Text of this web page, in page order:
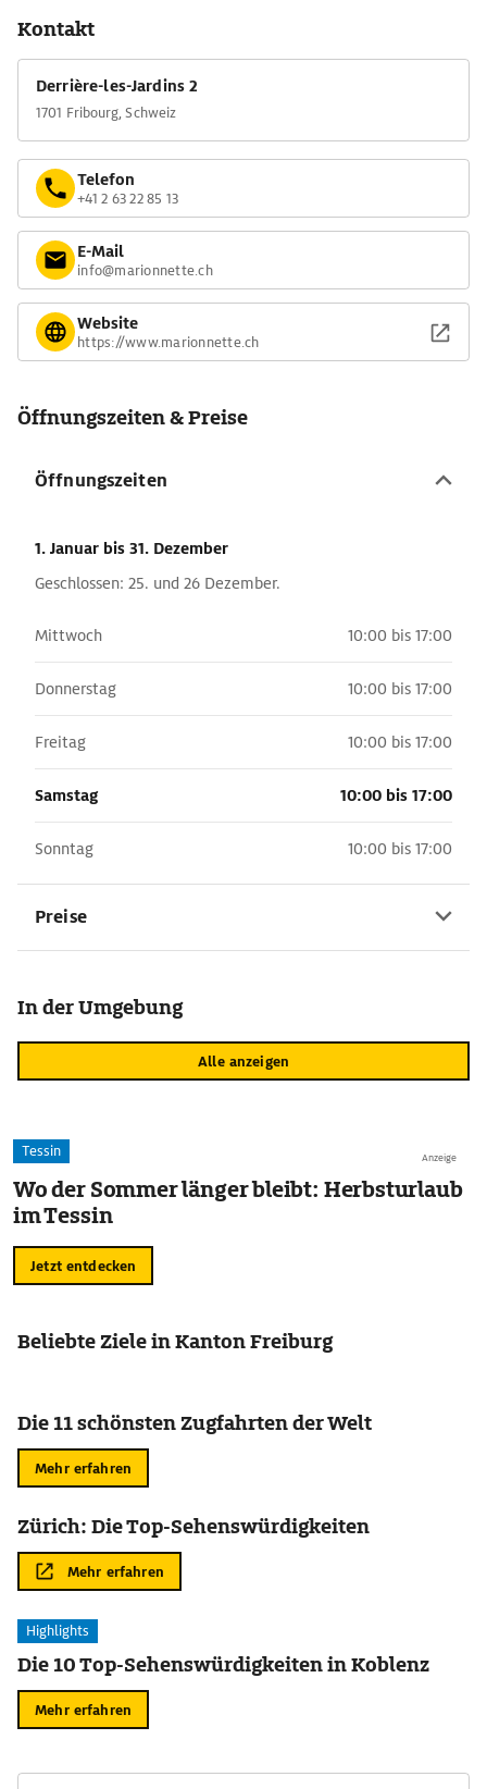
Kontakt
Derrière-les-Jardins 2
1701 Fribourg, Schweiz
Telefon
+41 2 63 22 85 13
E-Mail
info@marionnette.ch
Website
https://www.marionnette.ch
Öffnungszeiten & Preise
Öffnungszeiten
1. Januar bis 31. Dezember
Geschlossen: 25. und 26 Dezember.
Mittwoch 10:00 bis 17:00
Donnerstag 10:00 bis 17:00
Freitag 10:00 bis 17:00
Samstag 10:00 bis 17:00
Sonntag 10:00 bis 17:00
Preise
In der Umgebung
Alle anzeigen
Anzeige
Tessin
Wo der Sommer länger bleibt: Herbsturlaub
im Tessin
Jetzt entdecken
Beliebte Ziele in Kanton Freiburg
Die 11 schönsten Zugfahrten der Welt
Mehr erfahren
Zürich: Die Top-Sehenswürdigkeiten
Mehr erfahren
Highlights
Die 10 Top-Sehenswürdigkeiten in Koblenz
Mehr erfahren